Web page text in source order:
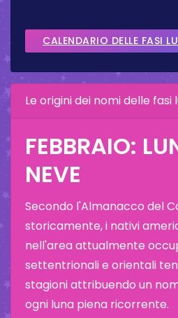
CALENDARIO DELLE FASI
Le origini dei nomi delle fasi
FEBBRAIO:
NEVE
Secondo l'Almanacco del
storicamente, i nativi
nell'area attualmente
settentrionali e orientali
stagioni attribuendo un
ogni luna piena ricorrente.